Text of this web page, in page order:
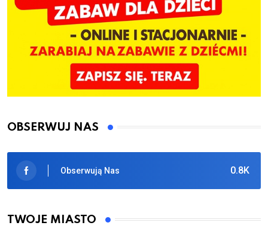
OBSERWUJ NAS
0.8K
Obserwują Nas
TWOJE MIASTO